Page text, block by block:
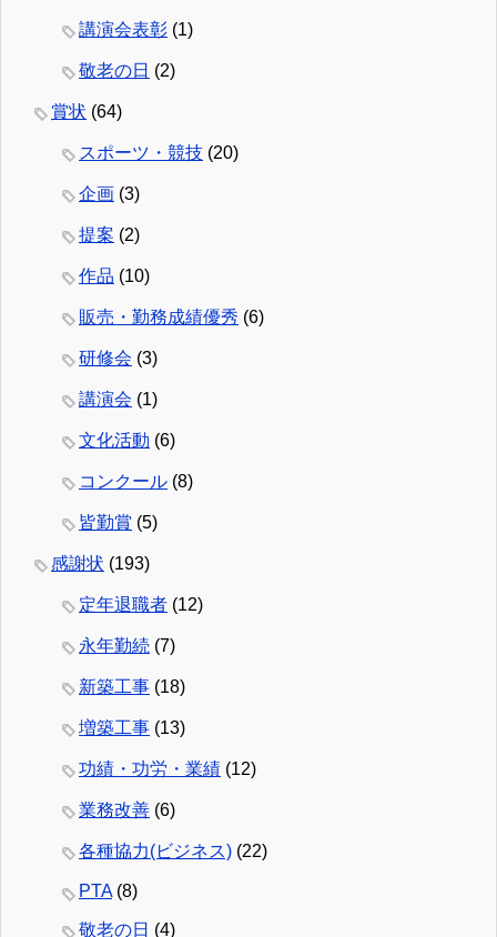
講演会表彰 (1)
敬老の日 (2)
賞状 (64)
スポーツ・競技 (20)
企画 (3)
提案 (2)
作品 (10)
販売・勤務成績優秀 (6)
研修会 (3)
講演会 (1)
文化活動 (6)
コンクール (8)
皆勤賞 (5)
感謝状 (193)
定年退職者 (12)
永年勤続 (7)
新築工事 (18)
増築工事 (13)
功績・功労・業績 (12)
業務改善 (6)
各種協力(ビジネス) (22)
PTA(8)
敬老の日 (4)